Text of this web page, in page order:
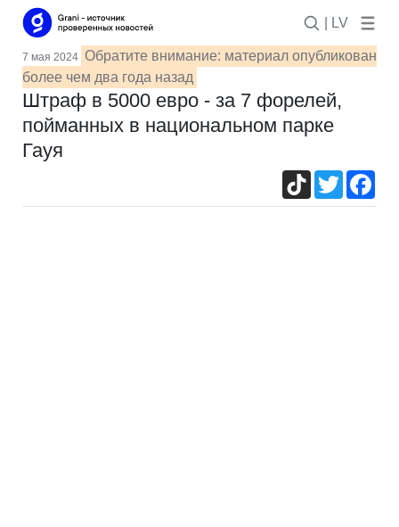
| LV
7 мая 2024 Обратите внимание: материал опубликован
более чем два года назад
Штраф в 5000 евро - за 7 форелей,
пойманных в национальном парке
Гауя
TikTokTwitter